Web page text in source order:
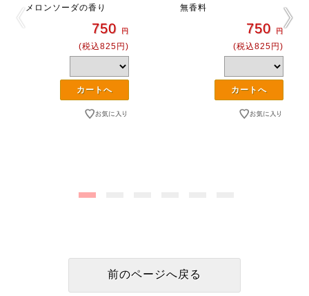
メロンソーダの香り
750 円
(税込825円)
無香料
750 円
(税込825円)